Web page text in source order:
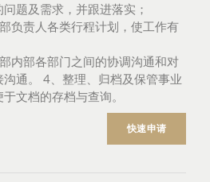
题及需求，并跟进落实；
负责人各类行程计划，使工作有
内部各部门之间的协调沟通和对
通。 4、整理、归档及保管事业
文档的存档与查询。
快速申请